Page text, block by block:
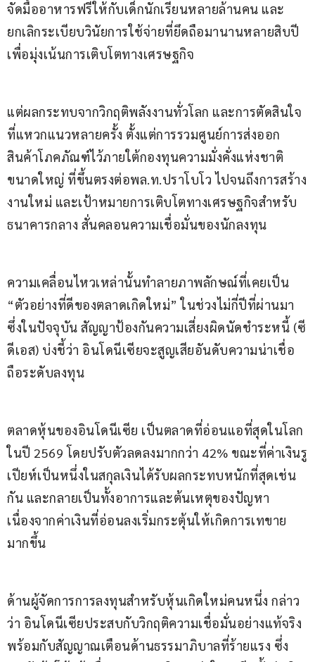
จัดมื้ออาหารฟรีให้กับเด็กนักเรียนหลายล้านคน และ
ยกเลิกระเบียบวินัยการใช้จ่ายที่ยึดถือมานานหลายสิบปี
เพื่อมุ่งเน้นการเติบโตทางเศรษฐกิจ
แต่ผลกระทบจากวิกฤติพลังงานทั่วโลก และการตัดสินใจ
ที่แหวกแนวหลายครั้ง ตั้งแต่การรวมศูนย์การส่งออก
สินค้าโภคภัณฑ์ไว้ภายใต้กองทุนความมั่งคั่งแห่งชาติ
ขนาดใหญ่ ที่ขึ้นตรงต่อพล.ท.ปราโบโว ไปจนถึงการสร้าง
งานใหม่ และเป้าหมายการเติบโตทางเศรษฐกิจสำหรับ
ธนาคารกลาง สั่นคลอนความเชื่อมั่นของนักลงทุน
ความเคลื่อนไหวเหล่านั้นทำลายภาพลักษณ์ที่เคยเป็น
“ตัวอย่างที่ดีของตลาดเกิดใหม่” ในช่วงไม่กี่ปีที่ผ่านมา
ซึ่งในปัจจุบัน สัญญาป้องกันความเสี่ยงผิดนัดชำระหนี้ (ซี
ดีเอส) บ่งชี้ว่า อินโดนีเซียจะสูญเสียอันดับความน่าเชื่อ
ถือระดับลงทุน
ตลาดหุ้นของอินโดนีเซีย เป็นตลาดที่อ่อนแอที่สุดในโลก
ในปี 2569 โดยปรับตัวลดลงมากกว่า 42% ขณะที่ค่าเงินรู
เปียห์เป็นหนึ่งในสกุลเงินได้รับผลกระทบหนักที่สุดเช่น
กัน และกลายเป็นทั้งอาการและต้นเหตุของปัญหา
เนื่องจากค่าเงินที่อ่อนลงเริ่มกระตุ้นให้เกิดการเทขาย
มากขึ้น
ด้านผู้จัดการการลงทุนสำหรับหุ้นเกิดใหม่คนหนึ่ง กล่าว
ว่า อินโดนีเซียประสบกับวิกฤติความเชื่อมั่นอย่างแท้จริง
พร้อมกับสัญญาณเตือนด้านธรรมาภิบาลที่ร้ายแรง ซึ่ง